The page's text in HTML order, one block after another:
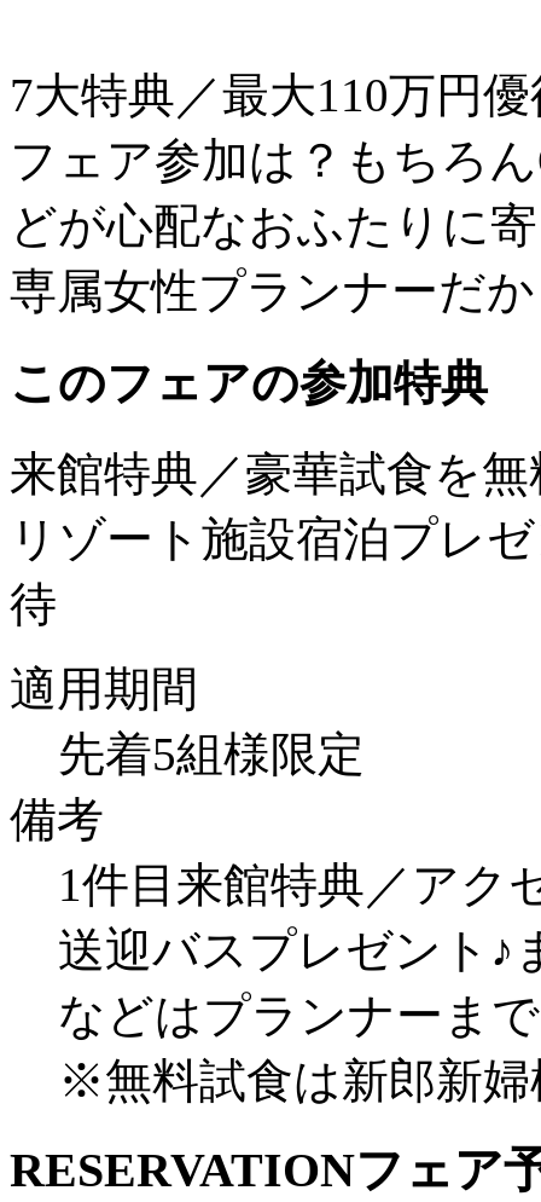
7大特典／最大110万円
フェア参加は？もちろ
どが心配なおふたりに
専属女性プランナーだ
このフェアの参加特典
来館特典／豪華試食を
リゾート施設宿泊プレ
待
適用期間
先着5組様限定
備考
1件目来館特典／アク
送迎バスプレゼント♪
などはプランナーま
※無料試食は新郎新婦
RESERVATIONフェア